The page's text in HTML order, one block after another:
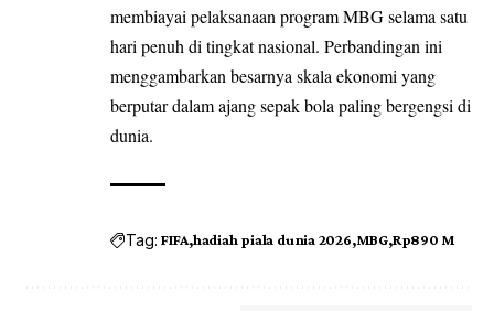
membiayai pelaksanaan program MBG selama satu
hari penuh di tingkat nasional. Perbandingan ini
menggambarkan besarnya skala ekonomi yang
berputar dalam ajang sepak bola paling bergengsi di
dunia.
Tag: FIFA hadiah piala dunia 2026 MBG Rp890 M